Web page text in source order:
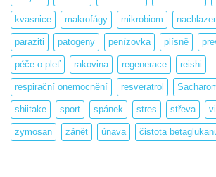
kvasnice makrofágy mikrobiom
paraziti patogeny penízovka plísně
péče o pleť rakovina regenerace reishi
respirační onemocnění resveratrol
shiitake sport spánek stres střeva
zymosan zánět únava čistota